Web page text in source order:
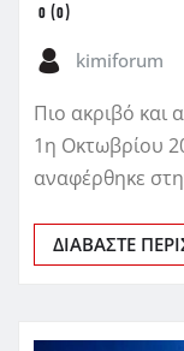
0 (0)
kimiforum
Πιο ακριβό και
1η Οκτωβρίου
αναφέρθηκε
ΔΙΑΒΆΣΤΕ